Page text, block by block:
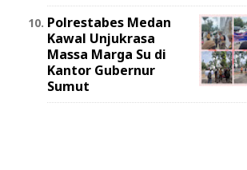
Polrestabes Medan
Kawal Unjukrasa
Massa Marga Su di
Kantor Gubernur
Sumut